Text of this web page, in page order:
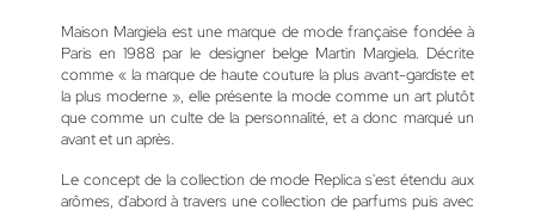
Maison Margiela est une marque de mode française fondée à
Paris en 1988 par le designer belge Martin Margiela. Décrite
comme « la marque de haute couture la plus avant-gardiste et
la plus moderne », elle présente la mode comme un art plutôt
que comme un culte de la personnalité, et a donc marqué un
avant et un après.
Le concept de la collection de mode Replica s'est étendu aux
arômes, d'abord à travers une collection de parfums puis avec